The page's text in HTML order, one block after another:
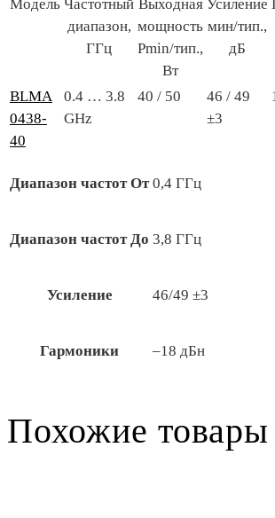
Модель Частотный
диапазон,
ГГц
Выходная
мощность
Pmin/тип.,
Вт
Усиление
мин/тип.,
дБ
BLMA
0438-
40
0.4 … 3.8
GHz
40 / 50
46 / 49
±3
Диапазон частот От 0,4 ГГц
Диапазон частот До 3,8 ГГц
Усиление 46/49 ±3
Гармоники –18 дБн
Похожие товары